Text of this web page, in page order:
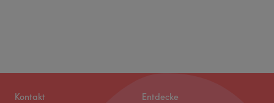
Kontakt Entdecke